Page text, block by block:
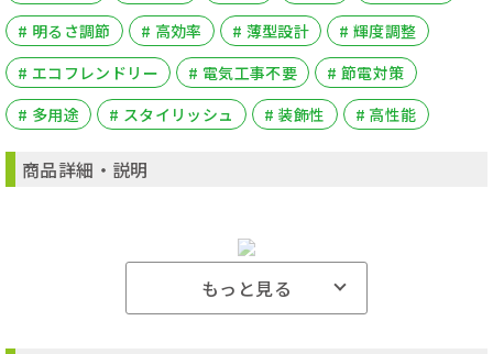
# 明るさ調節
# 高効率 # 薄型設計
# 輝度調整
# エコフレンドリー
# 電気工事不要
# 節電対策
# 多用途
# スタイリッシュ # 装飾性 # 高性能
商品詳細・説明
もっと見る